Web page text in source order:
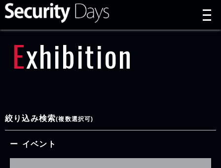
Exhibition
絞り込み検索(複数選択可)
イベント